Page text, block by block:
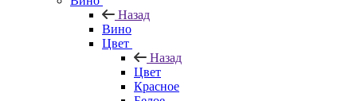
Назад
Вино
Цвет
Назад
Цвет
Красное